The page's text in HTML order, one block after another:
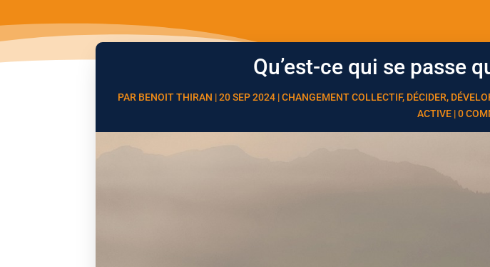
Qu’est-ce qui se passe
PAR BENOIT THIRAN |20 SEP 2024|CHANGEMENT COLLECTIF, DÉCIDER,
ACTIVE|0